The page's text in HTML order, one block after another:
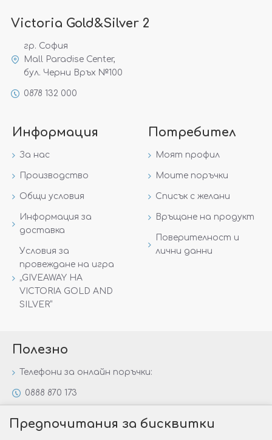
Victoria Gold&Silver 2
гр. София
Mall Paradise Center,
бул. Черни Връх №100
0878 132 000
Информация
За нас
Производство
Общи условия
Информация за
доставка
Условия за
провеждане на игра
„GIVEAWAY НА
VICTORIA GOLD AND
SILVER“
Потребител
Моят профил
Моите поръчки
Списък с желани
Връщане на продукт
Поверителност и
лични данни
Полезно
Телефони за онлайн поръчки:
0888 870 173
Предпочитания за бисквитки